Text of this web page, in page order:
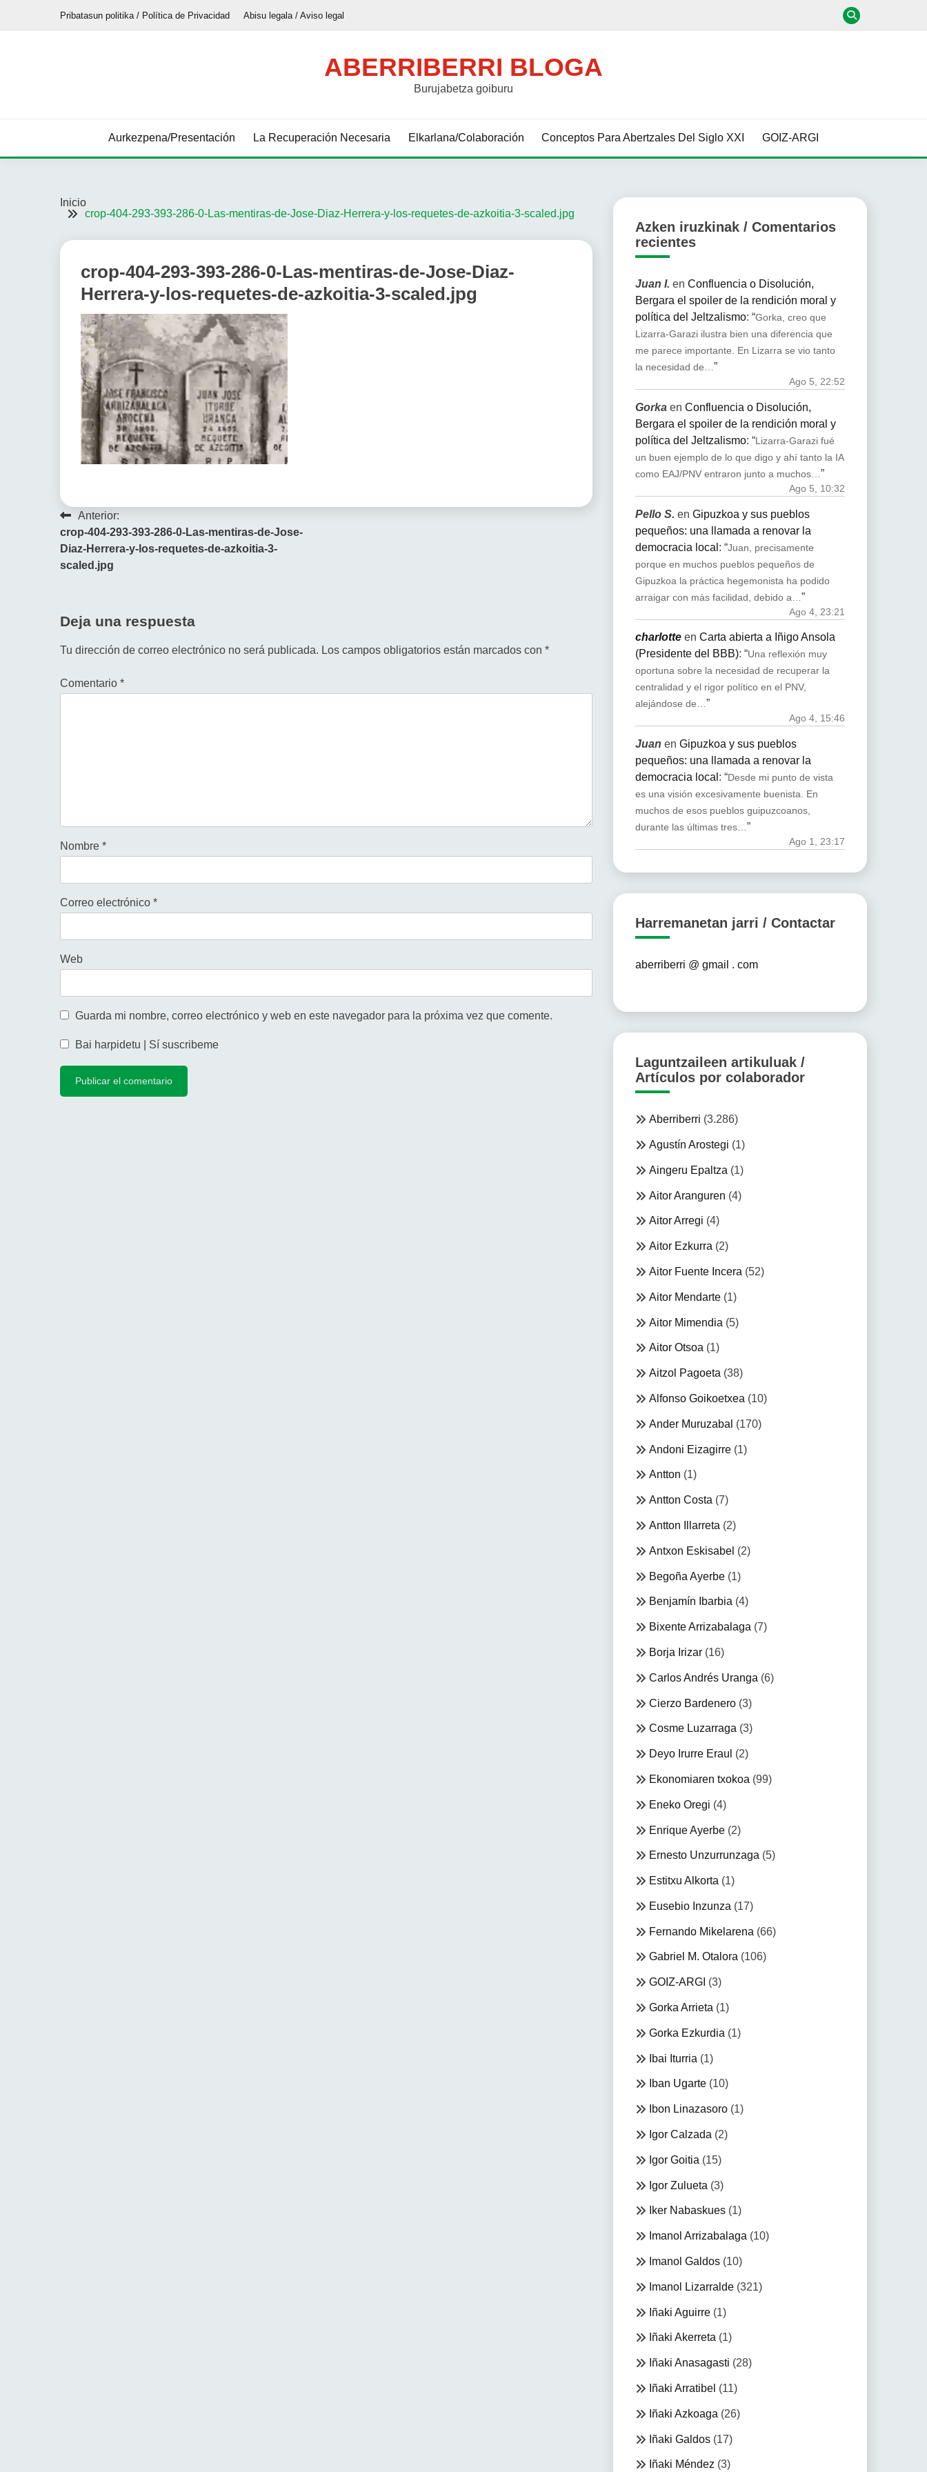
Pribatasun politika / Política de Privacidad Abisu legala / Aviso legal
ABERRIBERRI BLOGA
Burujabetza goiburu
Aurkezpena/Presentación La Recuperación Necesaria Elkarlana/Colaboración Conceptos Para Abertzales Del Siglo XXI GOIZ-ARGI
Inicio
crop-404-293-393-286-0-Las-mentiras-de-Jose-Diaz-Herrera-y-los-requetes-de-azkoitia-3-scaled.jpg
crop-404-293-393-286-0-Las-mentiras-de-Jose-Diaz-
Herrera-y-los-requetes-de-azkoitia-3-scaled.jpg
Navegación
de
entradas
Anterior:
crop-404-293-393-286-0-Las-mentiras-de-Jose-
Diaz-Herrera-y-los-requetes-de-azkoitia-3-
scaled.jpg
Deja una respuesta
Tu dirección de correo electrónico no será publicada. Los campos obligatorios están marcados con *
Comentario *
Nombre *
Correo electrónico *
Web
Guarda mi nombre, correo electrónico y web en este navegador para la próxima vez que comente.
Bai harpidetu | Sí suscribeme
Azken iruzkinak / Comentarios
recientes
Juan I. en Confluencia o Disolución,
Bergara el spoiler de la rendición moral y
política del Jeltzalismo: “Gorka, creo que
Lizarra-Garazi ilustra bien una diferencia que
me parece importante. En Lizarra se vio tanto
la necesidad de…”
Ago 5, 22:52
Gorkaen Confluencia o Disolución,
Bergara el spoiler de la rendición moral y
política del Jeltzalismo: “Lizarra-Garazi fué
un buen ejemplo de lo que digo y ahí tanto la IA
como EAJ/PNV entraron junto a muchos… ”
Ago 5, 10:32
Pello S. en Gipuzkoa y sus pueblos
pequeños: una llamada a renovar la
democracia local : “Juan, precisamente
porque en muchos pueblos pequeños de
Gipuzkoa la práctica hegemonista ha podido
arraigar con más facilidad, debido a… ”
Ago 4, 23:21
charlotteen Carta abierta a Iñigo Ansola
(Presidente del BBB): “Una reflexión muy
oportuna sobre la necesidad de recuperar la
centralidad y el rigor político en el PNV,
alejándose de…”
Ago 4, 15:46
Juan en Gipuzkoa y sus pueblos
pequeños: una llamada a renovar la
democracia local : “Desde mi punto de vista
es una visión excesivamente buenista. En
muchos de esos pueblos guipuzcoanos,
durante las últimas tres…”
Ago 1, 23:17
Harremanetan jarri / Contactar
aberriberri @ gmail . com
Laguntzaileen artikuluak /
Artículos por colaborador
Aberriberri (3.286)
Agustín Arostegi (1)
Aingeru Epaltza (1)
Aitor Aranguren (4)
Aitor Arregi (4)
Aitor Ezkurra (2)
Aitor Fuente Incera (52)
Aitor Mendarte(1)
Aitor Mimendia (5)
Aitor Otsoa (1)
Aitzol Pagoeta (38)
Alfonso Goikoetxea (10)
Ander Muruzabal (170)
Andoni Eizagirre(1)
Antton (1)
Antton Costa (7)
Antton Illarreta (2)
Antxon Eskisabel (2)
Begoña Ayerbe(1)
Benjamín Ibarbia (4)
Bixente Arrizabalaga (7)
Borja Irizar(16)
Carlos Andrés Uranga (6)
Cierzo Bardenero(3)
Cosme Luzarraga (3)
Deyo Irurre Eraul (2)
Ekonomiaren txokoa (99)
Eneko Oregi (4)
Enrique Ayerbe(2)
Ernesto Unzurrunzaga (5)
Estitxu Alkorta (1)
Eusebio Inzunza (17)
Fernando Mikelarena (66)
Gabriel M. Otalora(106)
GOIZ-ARGI (3)
Gorka Arrieta (1)
Gorka Ezkurdia (1)
Ibai Iturria (1)
Iban Ugarte(10)
Ibon Linazasoro(1)
Igor Calzada (2)
Igor Goitia (15)
Igor Zulueta (3)
Iker Nabaskues(1)
Imanol Arrizabalaga (10)
Imanol Galdos(10)
Imanol Lizarralde(321)
Iñaki Aguirre(1)
Iñaki Akerreta(1)
Iñaki Anasagasti (28)
Iñaki Arratibel (11)
Iñaki Azkoaga (26)
Iñaki Galdos(17)
Iñaki Méndez(3)